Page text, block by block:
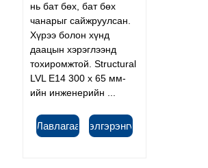
нь бат бөх, бат бөх
чанарыг сайжруулсан.
Хүрээ болон хүнд
даацын хэрэглээнд
тохиромжтой. Structural
LVL E14 300 x 65 мм-
ийн инженерийн ...
Лавлагаа Дэлгэрэнгүй